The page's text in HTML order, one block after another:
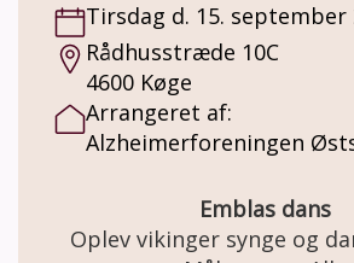
demenslignende symptomer
tidligt stadie. Tag gerne
pårørende med. Der tages hensyn til hver
enkelt spiller og vi passer vi
Tirsdag d. 15. september
Rådhusstræde 10C
4600 Køge
Arrangeret af:
Alzheimerforeningen
Emblas dans
Oplev vikinger synge og